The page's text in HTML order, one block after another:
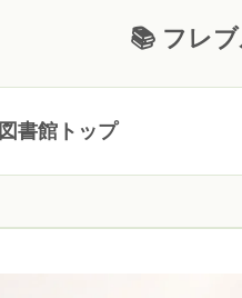
📚 フレ
図書館トップ